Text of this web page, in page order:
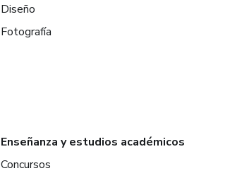
Diseño
Fotografía
Enseñanza y estudios académicos
Concursos